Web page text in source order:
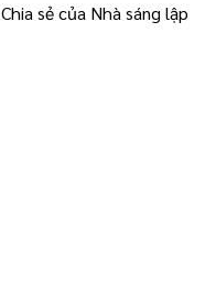
Chia sẻ của Nhà sáng lập